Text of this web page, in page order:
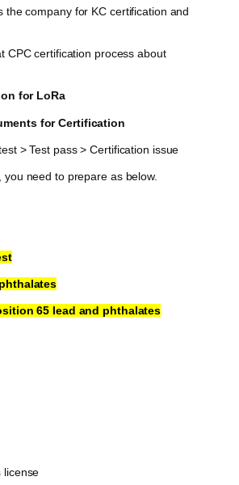
the company for KC certification and
CPC certification process about
for LoRa
for Certification
> Test pass > Certification issue
you need to prepare as below.
65 lead and phthalates
license